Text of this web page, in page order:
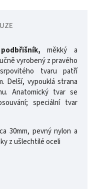
měkký a
vyrobený z pravého
tvaru patří
Delší, vypouklá strana
Anatomický tvar se
speciální tvar
30mm, pevný nylon a
z ušlechtilé oceli